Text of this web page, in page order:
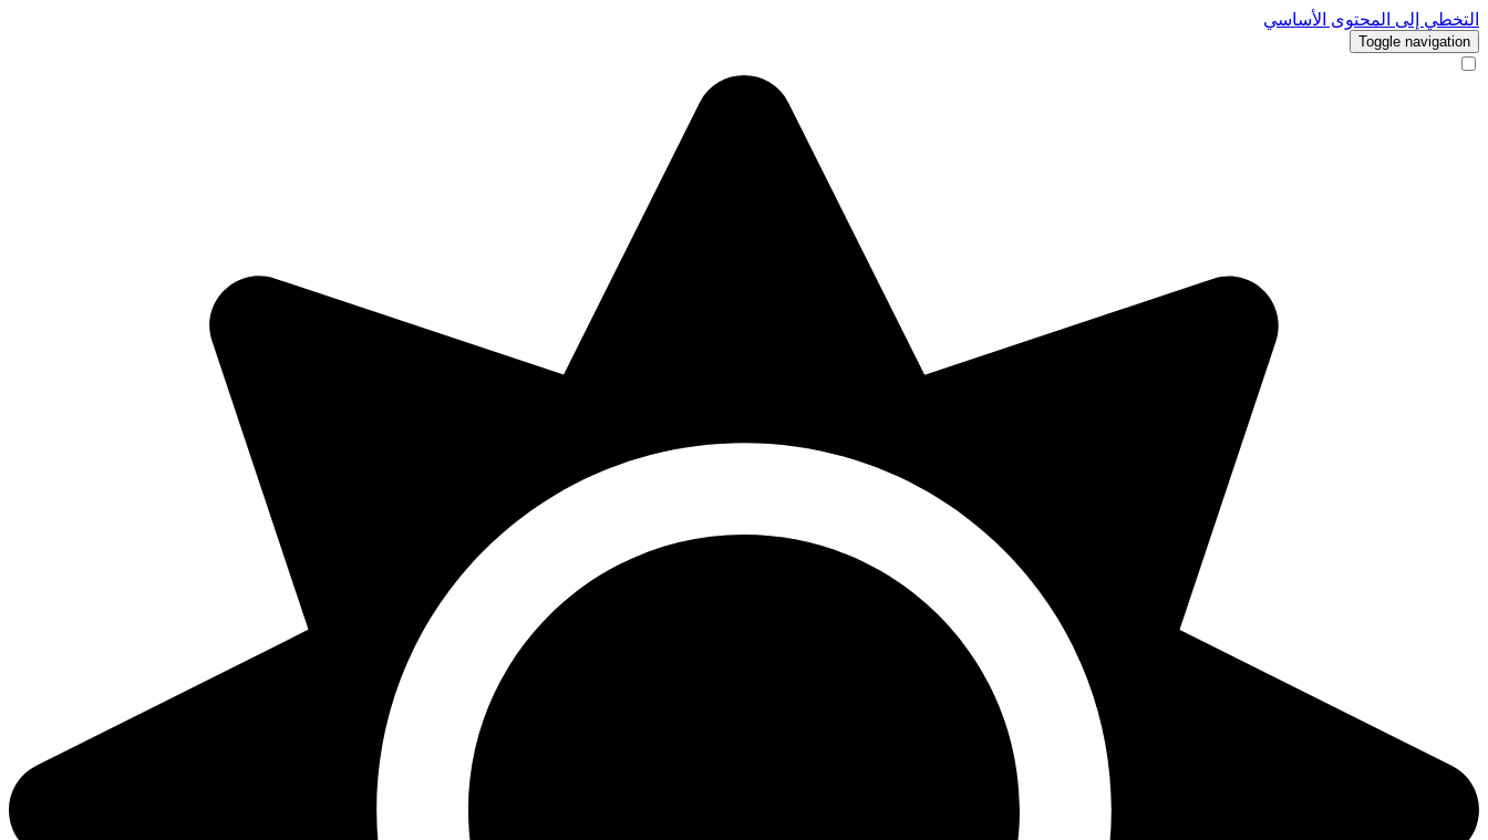
التخطي إلى المحتوى الأساسي
Toggle navigation